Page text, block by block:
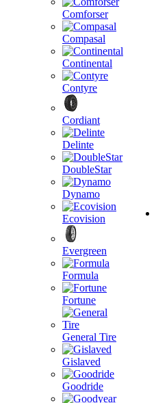
Comforser
Compasal
Continental
Contyre
Cordiant
Delinte
DoubleStar
Dynamo
Ecovision
Evergreen
Formula
Fortune
General Tire
Gislaved
Goodride